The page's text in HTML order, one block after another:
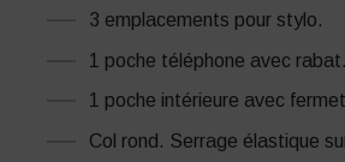
3 emplacements pour stylo.
1 poche téléphone avec rabat.
1 poche intérieure avec
Col rond. Serrage élastique